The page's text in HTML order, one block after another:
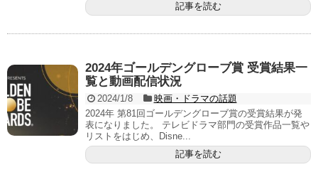
記事を読む
2024年ゴールデングローブ賞 受賞結果一
覧と動画配信状況
2024/1/8
映画・ドラマの話題
2024年 第81回ゴールデングローブ賞の受賞結果が発
表になりました。 テレビドラマ部門の受賞作品一覧や
リストをはじめ、Disne...
記事を読む